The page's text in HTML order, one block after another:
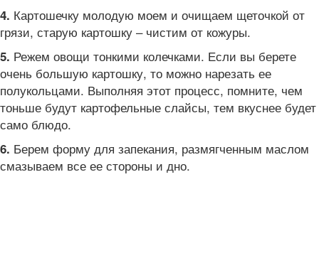
4. Картошечку молодую моем и очищаем щеточкой от
грязи, старую картошку – чистим от кожуры.
5. Режем овощи тонкими колечками. Если вы берете
очень большую картошку, то можно нарезать ее
полукольцами. Выполняя этот процесс, помните, чем
тоньше будут картофельные слайсы, тем вкуснее будет
само блюдо.
6. Берем форму для запекания, размягченным маслом
смазываем все ее стороны и дно.